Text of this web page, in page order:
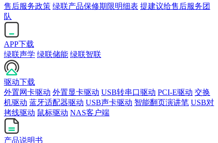
售后服务政策 绿联产品保修期限明细表 提建议给售后服务团
队
APP下载
绿联声学 绿联储能 绿联智联
驱动下载
外置网卡驱动 外置显卡驱动 USB转串口驱动 PCI-E驱动 交换
机驱动 蓝牙适配器驱动 USB声卡驱动 智能翻页演讲笔 USB对
拷线驱动 鼠标驱动 NAS客户端
产品说明书